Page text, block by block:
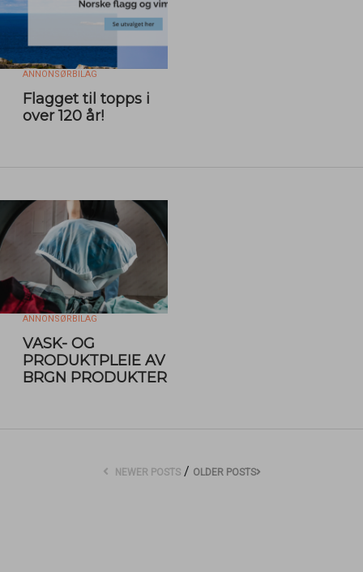
ANNONSØRBILAG
Flagget til topps i
over 120 år!
ANNONSØRBILAG
VASK- OG
PRODUKTPLEIE AV
BRGN PRODUKTER
NEWER POSTS / OLDER POSTS